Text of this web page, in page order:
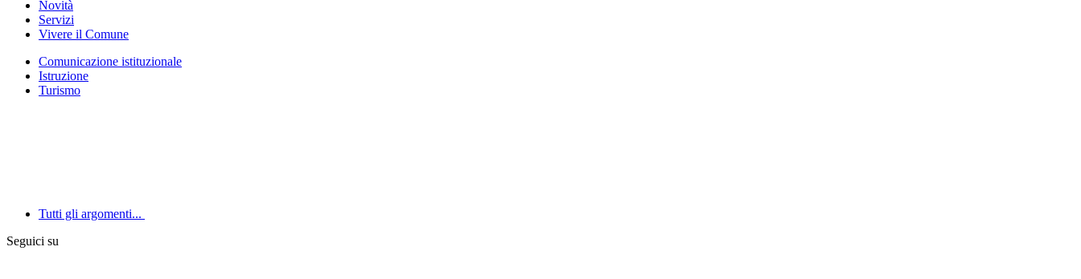
Novità
Servizi
Vivere il Comune
Comunicazione istituzionale
Istruzione
Turismo
Tutti gli argomenti...
Seguici su